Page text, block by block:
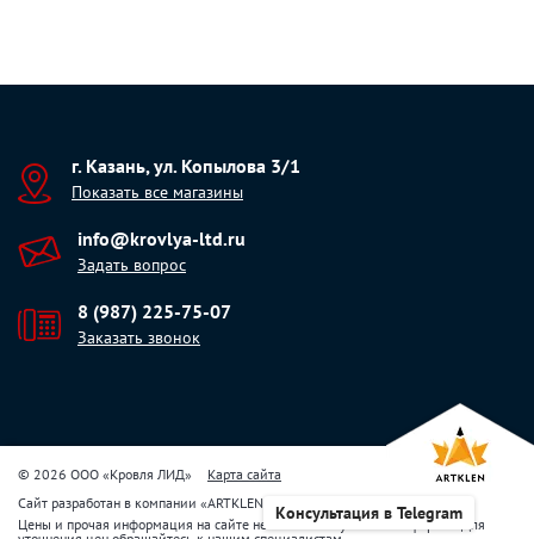
г. Казань, ул. Копылова 3/1
Показать все магазины
info@krovlya-ltd.ru
Задать вопрос
8 (987) 225-75-07
Заказать звонок
© 2026 ООО «Кровля ЛИД»
Карта сайта
Сайт разработан в компании «ARTKLEN
Цены и прочая информация на сайте не являются публичной офертой. Для
Консультация в Telegram